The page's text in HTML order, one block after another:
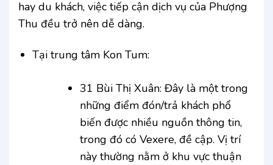
hay du khách, việc tiếp cận dịch vụ của Phượng
Thu đều trở nên dễ dàng.
Tại trung tâm Kon Tum:
31 Bùi Thị Xuân: Đây là một trong
những điểm đón/trả khách phổ
biến được nhiều nguồn thông tin,
trong đó có Vexere, đề cập. Vị trí
này thường nằm ở khu vực thuận